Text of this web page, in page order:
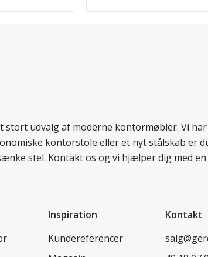
udvalg af moderne kontormøbler. Vi
kontorstole eller et nyt stålskab er
stel. Kontakt os og vi hjælper dig med
Inspiration
Kundereferencer
Kontakt